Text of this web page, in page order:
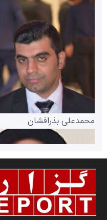
پایگاه خبری گفتمان یزد
سازمان بورس و اوراق بهادار
مرجع اخبار موثق در بازارسرمایه
سازمان صنعت،معدن و
محمدعلی بذرافشان